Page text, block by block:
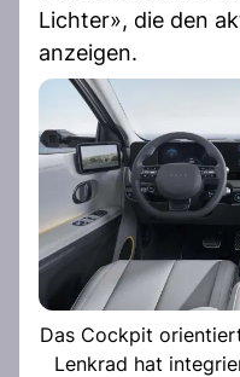
Lichter», die den
anzeigen.
Das Cockpit
Lenkrad hat